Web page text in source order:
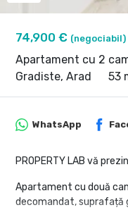
74,900 € (negociabil)
Apartament cu 2
Gradiste, Arad
53
WhatsApp
PROPERTY LAB vă
Apartament cu două
decomandat, suprafață